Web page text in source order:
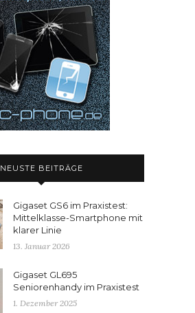
NEUSTE BEITRÄGE
Gigaset GS6 im Praxistest:
Mittelklasse-Smartphone mit
klarer Linie
13. Januar 2026
Gigaset GL695
Seniorenhandy im Praxistest
1. Dezember 2025